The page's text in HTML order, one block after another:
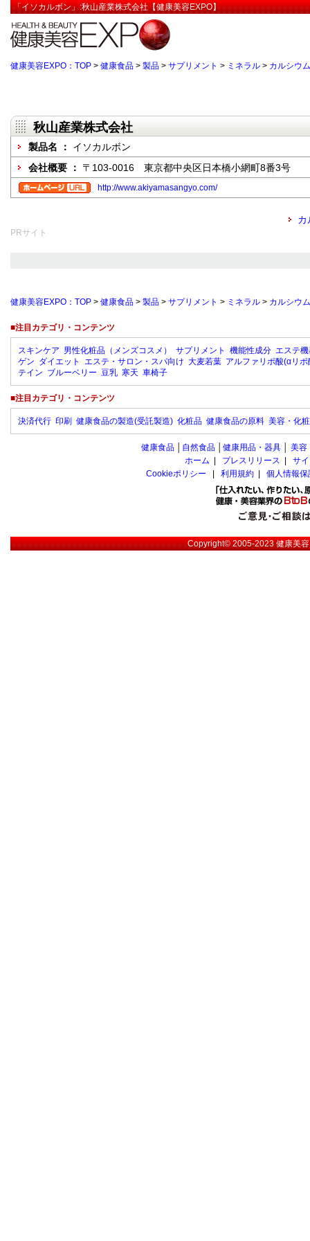
「イソカルボン」:秋山産業株式会社【健康美容EXPO】
健康美容EXPO：TOP > 健康食品 > 製品 > サプリメント > ミネラル > カルシウム
秋山産業株式会社
製品名 ： イソカルボン
会社概要 ： 〒103-0016 東京都中央区日本橋小網町8番3号
http://www.akiyamasangyo.com/
カ
PRサイト
健康美容EXPO：TOP > 健康食品 > 製品 > サプリメント > ミネラル > カルシウム
■注目カテゴリ・コンテンツ
スキンケア 男性化粧品（メンズコスメ） サプリメント 機能性成分 エステ
ゲン ダイエット エステ・サロン・スパ向け 大麦若葉 アルファリポ酸(αリポ
テイン ブルーベリー 豆乳 寒天 車椅子
■注目カテゴリ・コンテンツ
決済代行 印刷 健康食品の製造(受託製造) 化粧品 健康食品の原料 美容・化
健康食品 自然食品 健康用品・器具 美容
ホーム
プレスリリース
サ
Cookieポリシー
利用規約 個人情報
Copyright© 2005-2023健康美